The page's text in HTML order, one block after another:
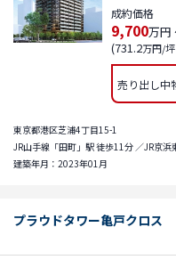
成約価格
9,700万円
(731.2万円/坪
売り出し中
東京都港区芝浦4丁目15-1
JR山手線「田町」駅 徒歩11分 ／JR京
建築年月：2023年01月
プラウドタワー亀戸クロス